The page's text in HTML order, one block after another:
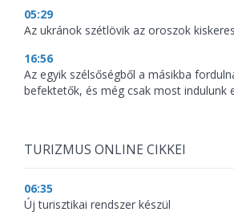
05:29
Az ukránok szétlövik az oroszok
16:56
Az egyik szélsőségből a másikba
befektetők, és még csak most indulunk
TURIZMUS ONLINE CIKKEI
06:35
Új turisztikai rendszer készül